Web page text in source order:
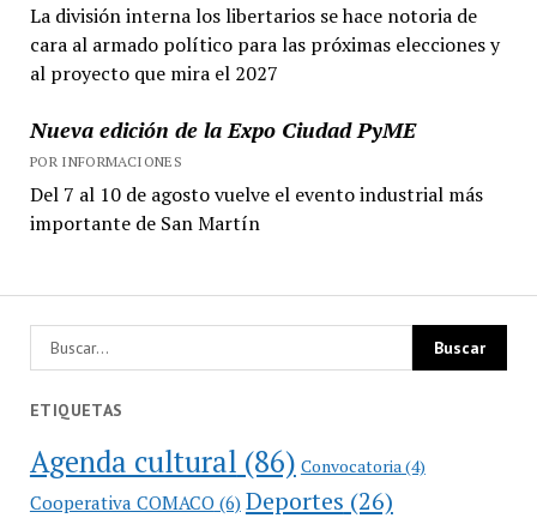
La división interna los libertarios se hace notoria de
cara al armado político para las próximas elecciones y
al proyecto que mira el 2027
Nueva edición de la Expo Ciudad PyME
POR INFORMACIONES
Del 7 al 10 de agosto vuelve el evento industrial más
importante de San Martín
ETIQUETAS
Agenda cultural (86) Convocatoria (4)
Cooperativa COMACO(6) Deportes (26)